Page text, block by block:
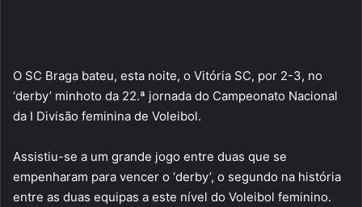
O SC Braga bateu, esta noite, o Vitória SC, por 2-3, no
‘derby’ minhoto da 22.ª jornada do Campeonato Nacional
da I Divisão feminina de Voleibol.
Assistiu-se a um grande jogo entre duas que se
empenharam para vencer o ‘derby’, o segundo na história
entre as duas equipas a este nível do Voleibol feminino.